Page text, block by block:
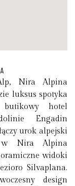
Nira Alpina
luksus spotyka
hotel
Engadin
urok alpejski
w Nira Alpina
widoki
Silvaplana.
design